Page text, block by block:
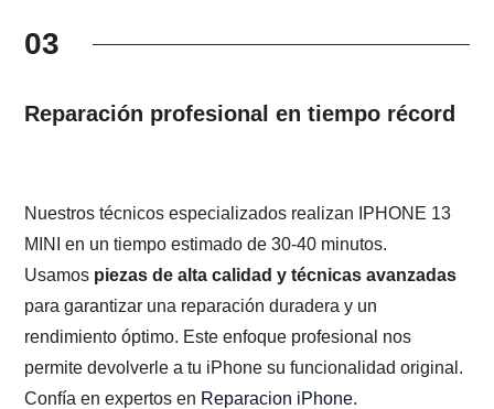
03
Reparación profesional en tiempo récord
Nuestros técnicos especializados realizan IPHONE 13
MINI en un tiempo estimado de 30-40 minutos.
Usamos piezas de alta calidad y técnicas avanzadas
para garantizar una reparación duradera y un
rendimiento óptimo. Este enfoque profesional nos
permite devolverle a tu iPhone su funcionalidad original.
Confía en expertos en Reparacion iPhone.